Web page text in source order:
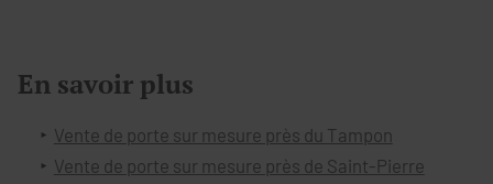
En savoir plus
Vente de porte sur mesure près du Tampon
Vente de porte sur mesure près de Saint-Pierre